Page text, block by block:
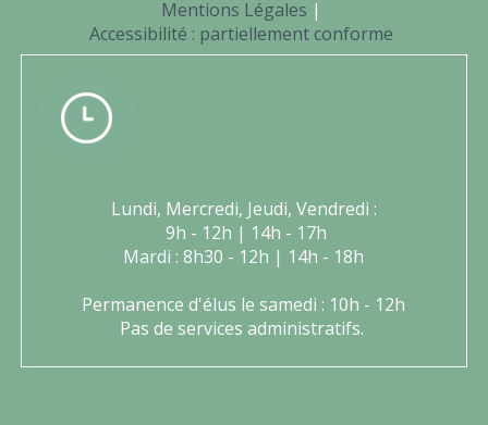
Mentions Légales
Accessibilité : partiellement conforme
Lundi, Mercredi, Jeudi, Vendredi :
9h - 12h | 14h - 17h
Mardi : 8h30 - 12h | 14h - 18h
Permanence d'élus le samedi : 10h - 12h
Pas de services administratifs.